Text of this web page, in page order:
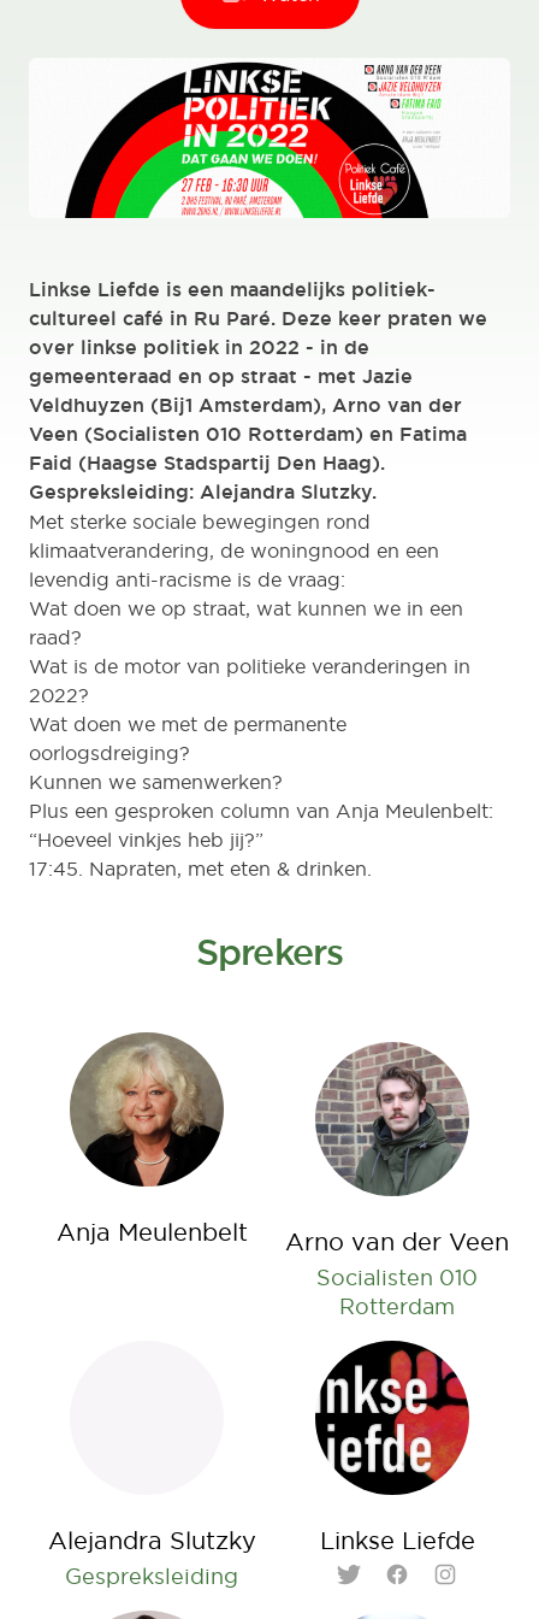
Linkse Liefde is een maandelijks politiek-
cultureel café in Ru Paré. Deze keer praten we
over linkse politiek in 2022 - in de
gemeenteraad en op straat - met Jazie
Veldhuyzen (Bij1 Amsterdam), Arno van der
Veen (Socialisten 010 Rotterdam) en Fatima
Faid (Haagse Stadspartij Den Haag).
Gespreksleiding: Alejandra Slutzky.
Met sterke sociale bewegingen rond
klimaatverandering, de woningnood en een
levendig anti-racisme is de vraag:
Wat doen we op straat, wat kunnen we in een
raad?
Wat is de motor van politieke veranderingen in
2022?
Wat doen we met de permanente
oorlogsdreiging?
Kunnen we samenwerken?
Plus een gesproken column van Anja Meulenbelt:
“Hoeveel vinkjes heb jij?”
17:45. Napraten, met eten & drinken.
Sprekers
Anja Meulenbelt Arno van der Veen
Socialisten 010
Rotterdam
Alejandra Slutzky
Gespreksleiding
Linkse Liefde
TwitterFacebookInstagram